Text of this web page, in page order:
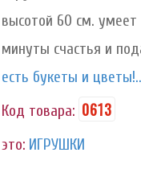
высотой 60 см.
минуты счастья и
есть букеты и
Код товара: 0613
это: ИГРУШКИ